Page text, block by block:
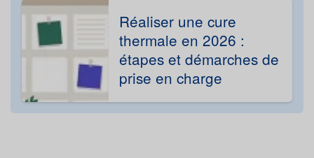
Réaliser une cure
thermale en 2026 :
étapes et démarches de
prise en charge